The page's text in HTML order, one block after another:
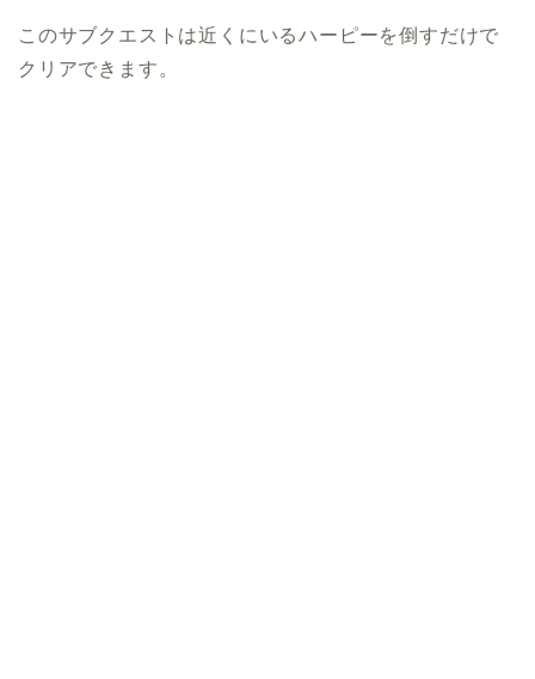
このサブクエストは近くにいるハーピーを倒すだけで
クリアできます。